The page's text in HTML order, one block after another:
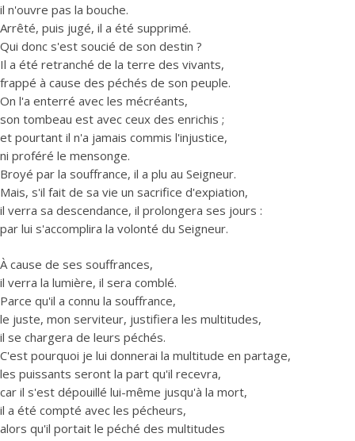
il n'ouvre pas la bouche.
Arrêté, puis jugé, il a été supprimé.
Qui donc s'est soucié de son destin ?
Il a été retranché de la terre des vivants,
frappé à cause des péchés de son peuple.
On l'a enterré avec les mécréants,
son tombeau est avec ceux des enrichis ;
et pourtant il n'a jamais commis l'injustice,
ni proféré le mensonge.
Broyé par la souffrance, il a plu au Seigneur.
Mais, s'il fait de sa vie un sacrifice d'expiation,
il verra sa descendance, il prolongera ses jours :
par lui s'accomplira la volonté du Seigneur.
À cause de ses souffrances,
il verra la lumière, il sera comblé.
Parce qu'il a connu la souffrance,
le juste, mon serviteur, justifiera les multitudes,
il se chargera de leurs péchés.
C'est pourquoi je lui donnerai la multitude en partage,
les puissants seront la part qu'il recevra,
car il s'est dépouillé lui-même jusqu'à la mort,
il a été compté avec les pécheurs,
alors qu'il portait le péché des multitudes